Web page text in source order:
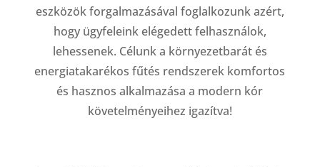
eszközök forgalmazásával foglalkozunk azért,
hogy ügyfeleink elégedett felhasználok,
lehessenek. Célunk a környezetbarát és
energiatakarékos fűtés rendszerek komfortos
és hasznos alkalmazása a modern kór
követelményeihez igazítva!